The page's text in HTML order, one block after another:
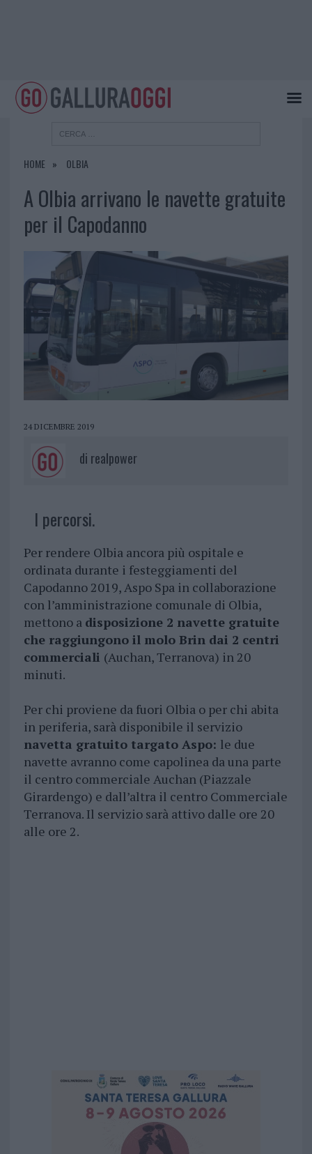
HOME OLBIA
A Olbia arrivano le navette gratuite
per il Capodanno
24 DICEMBRE 2019
di realpower
I percorsi.
Per rendere Olbia ancora più ospitale e
ordinata durante i festeggiamenti del
Capodanno 2019, Aspo Spa in collaborazione
con l’amministrazione comunale di Olbia,
mettono a disposizione 2 navette gratuite
che raggiungono il molo Brin dai 2 centri
commerciali (Auchan, Terranova) in 20
minuti.
Per chi proviene da fuori Olbia o per chi abita
in periferia, sarà disponibile il servizio
navetta gratuito targato Aspo: le due
navette avranno come capolinea da una parte
il centro commerciale Auchan (Piazzale
Girardengo) e dall’altra il centro Commerciale
Terranova. Il servizio sarà attivo dalle ore 20
alle ore 2.